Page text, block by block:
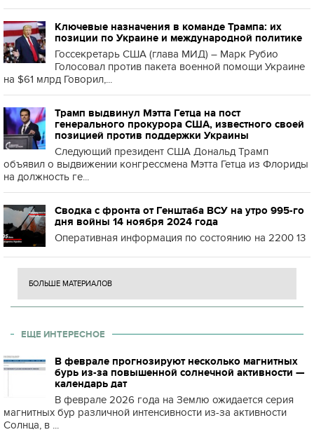
Ключевые назначения в команде Трампа: их
позиции по Украине и международной политике
Госсекретарь США (глава МИД) – Марк Рубио
Голосовал против пакета военной помощи Украине
на $61 млрд Говорил,...
Трамп выдвинул Мэтта Гетца на пост
генерального прокурора США, известного своей
позицией против поддержки Украины
Следующий президент США Дональд Трамп
объявил о выдвижении конгрессмена Мэтта Гетца из Флориды
на должность ге...
Сводка с фронта от Генштаба ВСУ на утро 995-го
дня войны 14 ноября 2024 года
Оперативная информация по состоянию на 2200 13
БОЛЬШЕ МАТЕРИАЛОВ
ЕЩЕ ИНТЕРЕСНОЕ
В феврале прогнозируют несколько магнитных
бурь из-за повышенной солнечной активности —
календарь дат
В феврале 2026 года на Землю ожидается серия
магнитных бур различной интенсивности из-за активности
Солнца, в ...